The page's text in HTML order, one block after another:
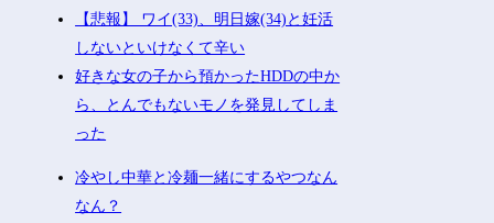
【悲報】 ワイ(33)、明日嫁(34)と妊活
しないといけなくて辛い
好きな女の子から預かったHDDの中か
ら、とんでもないモノを発見してしま
った
冷やし中華と冷麺一緒にするやつなん
なん？